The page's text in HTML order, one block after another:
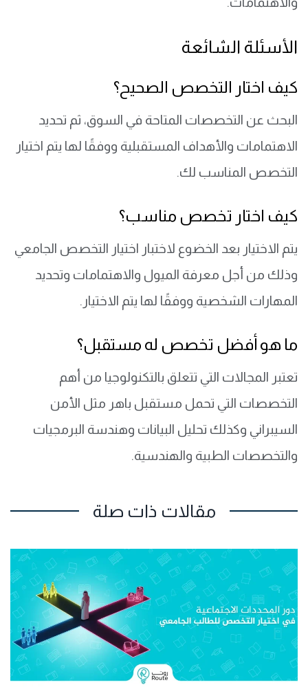
الأسئلة الشائعة
كيف اختار التخصص الصحيح؟
البحث عن التخصصات المتاحة في السوق، ثم تحديد
الاهتمامات والأهداف المستقبلية ووفقًا لها يتم اختيار
التخصص المناسب لك.
كيف اختار تخصص مناسب؟
يتم الاختيار بعد الخضوع لاختبار اختيار التخصص الجامعي
وذلك من أجل معرفة الميول والاهتمامات وتحديد
المهارات الشخصية ووفقًا لها يتم الاختيار.
ما هو أفضل تخصص له مستقبل؟
تعتبر المجالات التي تتعلق بالتكنولوجيا من أهم
التخصصات التي تحمل مستقبل باهر مثل الأمن
السيبراني وكذلك تحليل البيانات وهندسة البرمجيات
والتخصصات الطبية والهندسية.
مقالات ذات صلة